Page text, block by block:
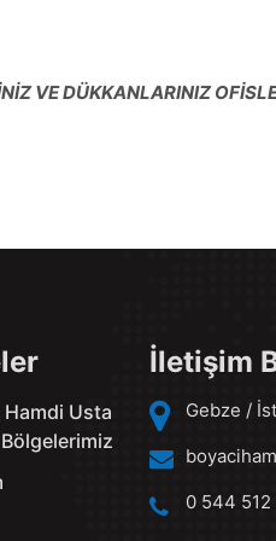
VE DÜKKANLARINIZ
Hamdi Usta
Bölgelerimiz
İletişim
Gebze /
0 544